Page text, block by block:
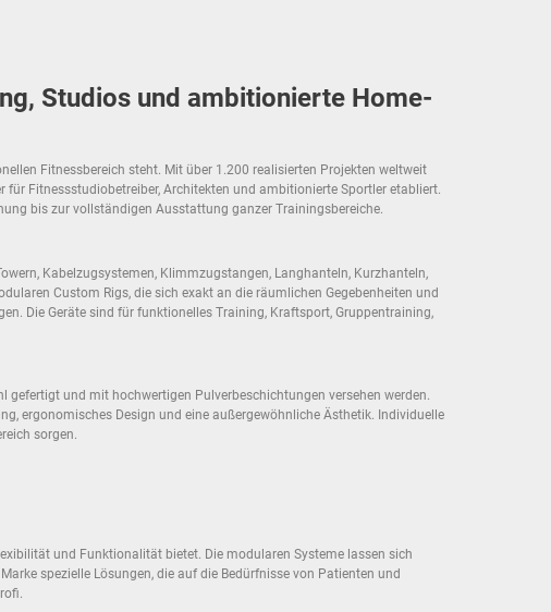
Studios und ambitionierte Home-
Fitnessbereich steht. Mit über 1.200 realisierten Projekten weltweit
Fitnessstudiobetreiber, Architekten und ambitionierte Sportler etabliert.
bis zur vollständigen Ausstattung ganzer Trainingsbereiche.
Kabelzugsystemen, Klimmzugstangen, Langhanteln, Kurzhanteln,
Custom Rigs, die sich exakt an die räumlichen Gegebenheiten und
Die Geräte sind für funktionelles Training, Kraftsport, Gruppentraining,
gefertigt und mit hochwertigen Pulverbeschichtungen versehen werden.
ergonomisches Design und eine außergewöhnliche Ästhetik. Individuelle
sorgen.
und Funktionalität bietet. Die modularen Systeme lassen sich
spezielle Lösungen, die auf die Bedürfnisse von Patienten und